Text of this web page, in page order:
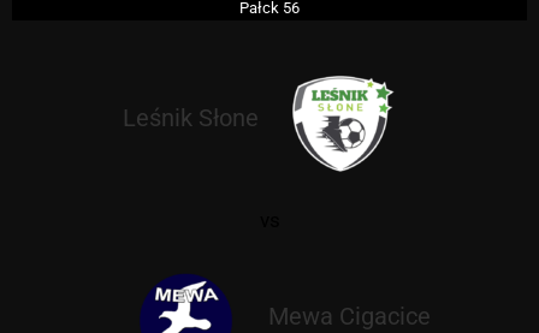
Pałck 56
Leśnik Słone
Mewa Cigacice